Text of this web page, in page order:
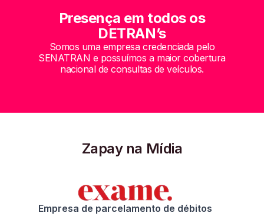
Presença em todos os
DETRAN’s
Somos uma empresa credenciada pelo
SENATRAN e possuímos a maior cobertura
nacional de consultas de veículos.
Zapay na Mídia
Empresa de parcelamento de débitos